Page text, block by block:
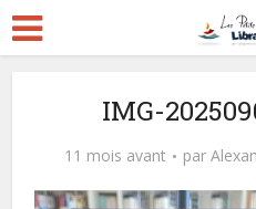
IMG-
11 mois avant par